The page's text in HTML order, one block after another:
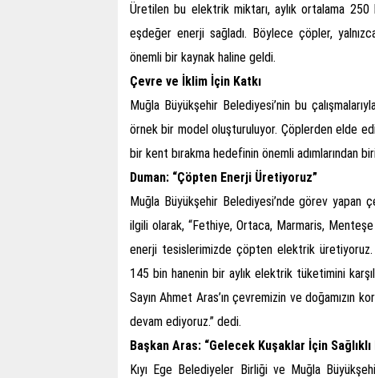
Üretilen bu elektrik miktarı, aylık ortalama
eşdeğer enerji sağladı. Böylece çöpler,
önemli bir kaynak haline geldi.
Çevre ve İklim İçin Katkı
Muğla Büyükşehir Belediyesi’nin bu
örnek bir model oluşturuluyor. Çöplerden elde
bir kent bırakma hedefinin önemli adımlarından
Duman: “Çöpten Enerji Üretiyoruz”
Muğla Büyükşehir Belediyesi’nde görev yapan
ilgili olarak, “Fethiye, Ortaca, Marmaris,
enerji tesislerimizde çöpten elektrik üretiyoruz.
145 bin hanenin bir aylık elektrik tüketimini
Sayın Ahmet Aras’ın çevremizin ve doğamızın
devam ediyoruz.” dedi.
Başkan Aras: “Gelecek Kuşaklar İçin
Kıyı Ege Belediyeler Birliği ve Muğla